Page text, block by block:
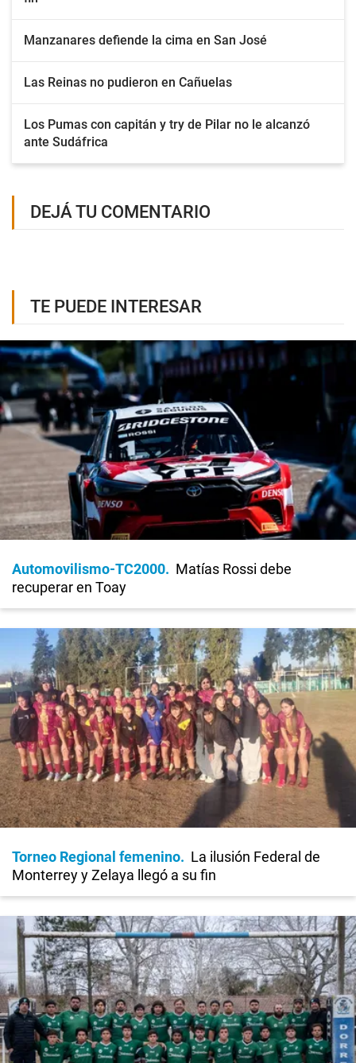
Manzanares defiende la cima en San José
Las Reinas no pudieron en Cañuelas
Los Pumas con capitán y try de Pilar no le alcanzó
ante Sudáfrica
DEJÁ TU COMENTARIO
TE PUEDE INTERESAR
Automovilismo-TC2000
Matías Rossi debe
recuperar en Toay
Torneo Regional femenino
La ilusión Federal de
Monterrey y Zelaya llegó a su fin